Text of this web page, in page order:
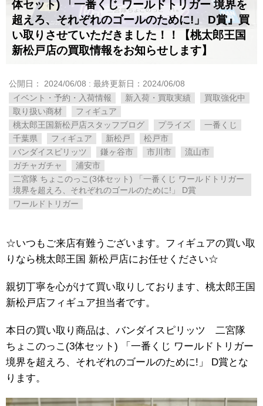
体セット) ​「一番くじ ​ワールドトリガー ​境界を
超えろ、それぞれのゴールのために!」 ​D賞』買
い取りさせていただきました！！【桃太郎王国
新松戸店の買取情報をお知らせします】
公開日： 2024/06/08 : 最終更新日：2024/06/08
イベント・予約・入荷情報
新入荷・買取実績
買取強化中
取り扱い商材
フィギュア
桃太郎王国新松戸店スタッフブログ
プライズ
一番くじ
千葉県
フィギュア 新松戸
松戸市
バンダイスピリッツ
鎌ヶ谷市 市川市
流山市
ガチャガチャ
浦安市
二宮隊 ​ちょこのっこ(3体セット) ​「一番くじ ​ワールドトリガー ​
境界を超えろ、それぞれのゴールのために!」 ​D賞
ワールドトリガー
☆いつもご来店有難うございます。フィギュアの買い取
りなら桃太郎王国 新松戸店にお任せください☆
親切丁寧を心がけて買い取りしております、桃太郎王国
新松戸店フィギュア担当者です。
本日の買い取り商品は、バンダイスピリッツ 二宮隊 ​
ちょこのっこ(3体セット) ​「一番くじ ​ワールドトリガー ​
境界を超えろ、それぞれのゴールのために!」 ​D賞とな
ります。